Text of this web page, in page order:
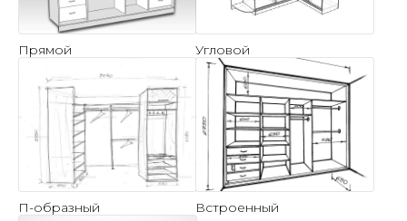
Прямой Угловой
П-образный Встроенный